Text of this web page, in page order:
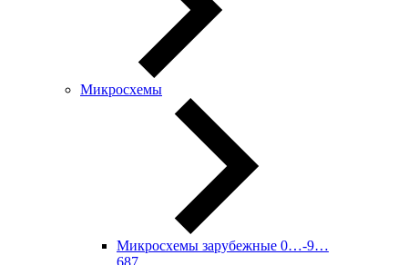
Микросхемы
Микросхемы зарубежные 0…-9…
687